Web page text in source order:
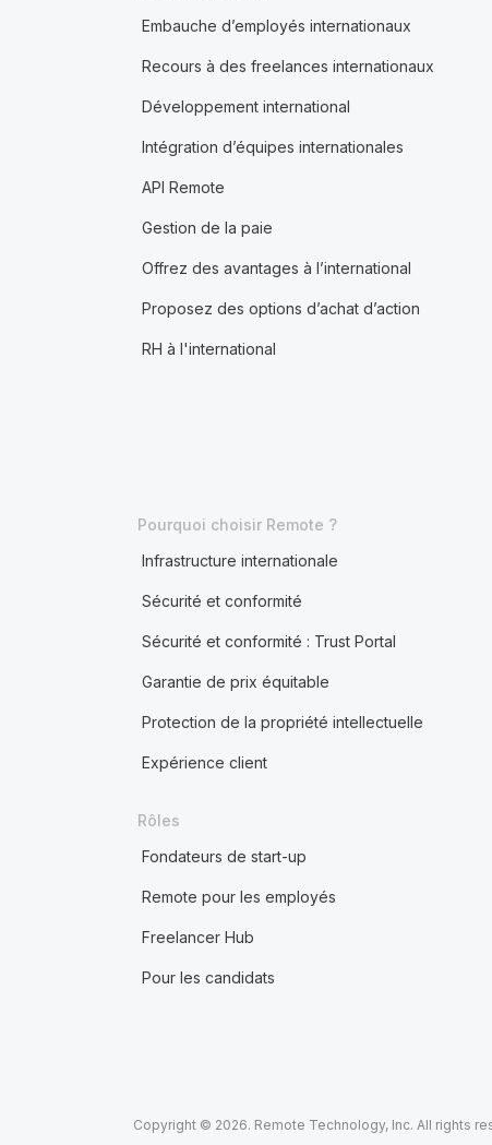
Embauche d’employés internationaux
Recours à des freelances internationaux
Développement international
Intégration d’équipes internationales
API Remote
Gestion de la paie
Offrez des avantages à l’international
Proposez des options d’achat d’action
RH à l'international
Pourquoi choisir Remote ?
Infrastructure internationale
Sécurité et conformité
Sécurité et conformité : Trust Portal
Garantie de prix équitable
Protection de la propriété intellectuelle
Expérience client
Rôles
Fondateurs de start-up
Remote pour les employés
Freelancer Hub
Pour les candidats
Copyright © 2026. Remote Technology, Inc. All rights